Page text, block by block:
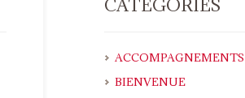
CATÉGORIES
ACCOMPAGNEMENTS
BIENVENUE